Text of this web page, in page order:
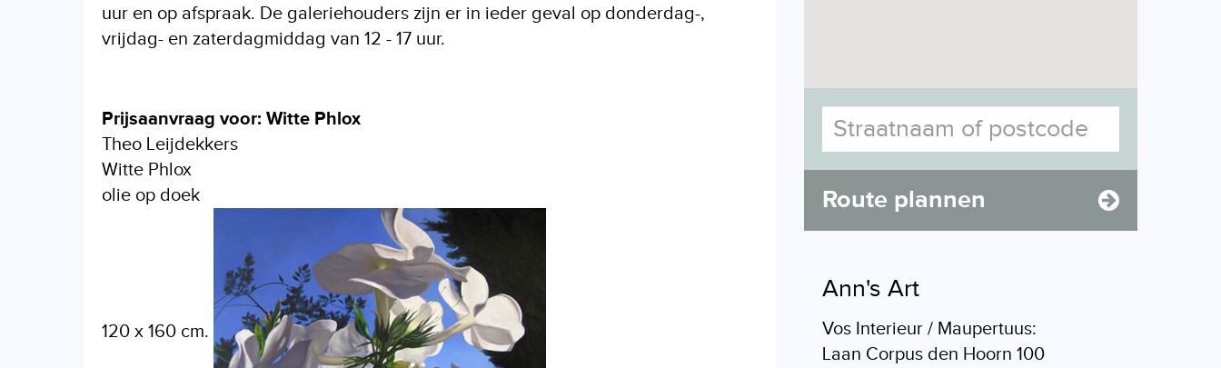
uur en op afspraak. De galeriehouders zijn er in ieder geval op donderdag-,
vrijdag- en zaterdagmiddag van 12 - 17 uur.
Prijsaanvraag voor: Witte Phlox
Theo Leijdekkers
Witte Phlox
olie op doek
120 x 160 cm.
Route plannen
Ann's Art
Vos Interieur / Maupertuus:
Laan Corpus den Hoorn 100